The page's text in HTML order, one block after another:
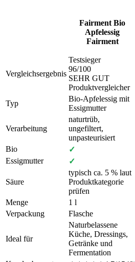
Fairment Bio
Apfelessig
Fairment
Vergleichsergebnis
Testsieger
96/100
SEHR GUT
Produktvergleicher
Typ
Bio-Apfelessig mit
Essigmutter
Verarbeitung
naturtrüb,
ungefiltert,
unpasteurisiert
Bio ✓
Essigmutter
✓
Säure
typisch ca. 5 % laut
Produktkategorie
prüfen
Menge 1 l
Verpackung
Flasche
Ideal für
Naturbelassene
Küche, Dressings,
Getränke und
Fermentation